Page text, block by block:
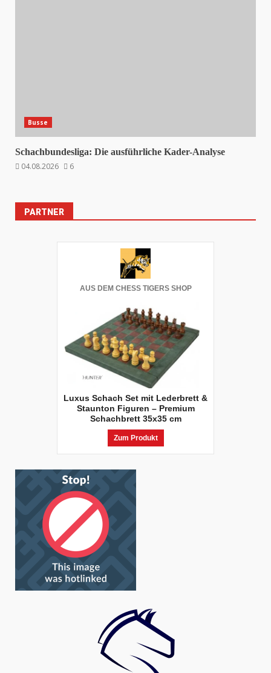
Busse
Schachbundesliga: Die ausführliche Kader-Analyse
04.08.2026
6
PARTNER
AUS DEM CHESS TIGERS SHOP
Luxus Schach Set mit Lederbrett &
Staunton Figuren – Premium
Schachbrett 35x35 cm
Zum Produkt